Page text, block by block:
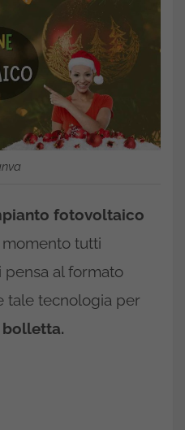
fotovoltaico
tutti
pensa al formato
tale tecnologia per